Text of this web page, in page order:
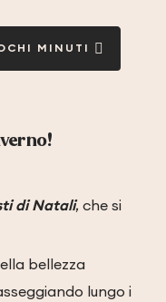
MINUTI
di Natali, che si
bellezza
lungo i